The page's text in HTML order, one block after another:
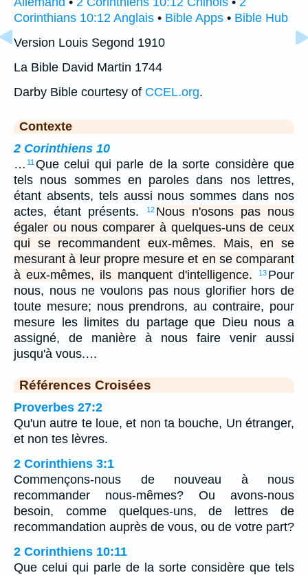
Corinthians 10:12 Anglais • Bible Apps • Bible Hub
Version Louis Segond 1910
La Bible David Martin 1744
Darby Bible courtesy of CCEL.org.
Contexte
2 Corinthiens 10
… 11 Que celui qui parle de la sorte considère que
tels nous sommes en paroles dans nos lettres,
étant absents, tels aussi nous sommes dans nos
actes, étant présents.
12 Nous n'osons pas nous
égaler ou nous comparer à quelques-uns de ceux
qui se recommandent eux-mêmes. Mais, en se
mesurant à leur propre mesure et en se comparant
à eux-mêmes, ils manquent d'intelligence.
13 Pour
nous, nous ne voulons pas nous glorifier hors de
toute mesure; nous prendrons, au contraire, pour
mesure les limites du partage que Dieu nous a
assigné, de manière à nous faire venir aussi
jusqu'à vous.…
Références Croisées
Proverbes 27:2
Qu'un autre te loue, et non ta bouche, Un étranger,
et non tes lèvres.
2 Corinthiens 3:1
Commençons-nous de nouveau à nous
recommander nous-mêmes? Ou avons-nous
besoin, comme quelques-uns, de lettres de
recommandation auprès de vous, ou de votre part?
2 Corinthiens 10:11
Que celui qui parle de la sorte considère que tels